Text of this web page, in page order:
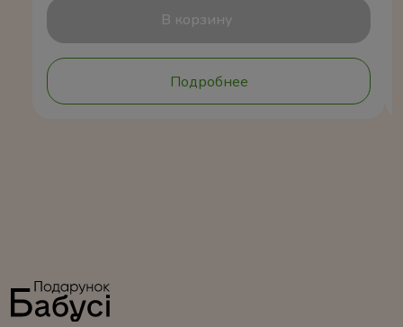
В корзину
Подробнее